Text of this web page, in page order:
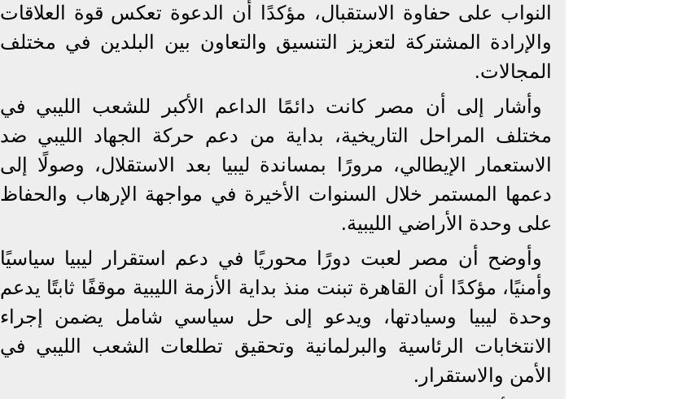
النواب على حفاوة الاستقبال، مؤكدًا أن الدعوة تعكس قوة العلاقات
والإرادة المشتركة لتعزيز التنسيق والتعاون بين البلدين في مختلف
المجالات.
وأشار إلى أن مصر كانت دائمًا الداعم الأكبر للشعب الليبي في
مختلف المراحل التاريخية، بداية من دعم حركة الجهاد الليبي ضد
الاستعمار الإيطالي، مرورًا بمساندة ليبيا بعد الاستقلال، وصولًا إلى
دعمها المستمر خلال السنوات الأخيرة في مواجهة الإرهاب والحفاظ
على وحدة الأراضي الليبية.
وأوضح أن مصر لعبت دورًا محوريًا في دعم استقرار ليبيا سياسيًا
وأمنيًا، مؤكدًا أن القاهرة تبنت منذ بداية الأزمة الليبية موقفًا ثابتًا يدعم
وحدة ليبيا وسيادتها، ويدعو إلى حل سياسي شامل يضمن إجراء
الانتخابات الرئاسية والبرلمانية وتحقيق تطلعات الشعب الليبي في
الأمن والاستقرار.